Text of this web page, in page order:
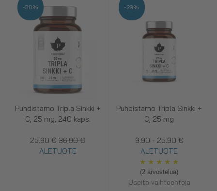
Puhdistamo Tripla Sinkki +
C, 25 mg, 240 kaps.
25.90 € 36.90 €
ALETUOTE
-30%
Puhdistamo Tripla Sinkki +
C, 25 mg
9.90 - 25.90 €
ALETUOTE
★ ★ ★ ★ ★
(2 arvostelua)
Useita vaihtoehtoja
-29%